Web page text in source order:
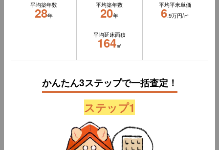
平均築年数
28年
平均築年数
20年
平均延床面積
164㎡
平均平米単価
6.9万円/㎡
かんたん3ステップで一括査定！
ステップ1